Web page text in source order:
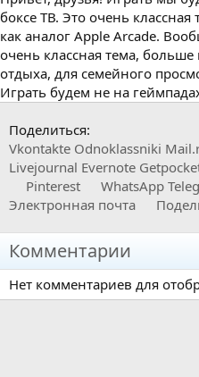
боксе ТВ. Это очень классная
как аналог Apple Arcade.
очень классная тема,
отдыха, для семейного
Играть будем не на
Поделиться:
Vkontakte Odnoklassniki
Livejournal Evernote
Pinterest
WhatsApp
Электронная почта
Комментарии
Нет комментариев для